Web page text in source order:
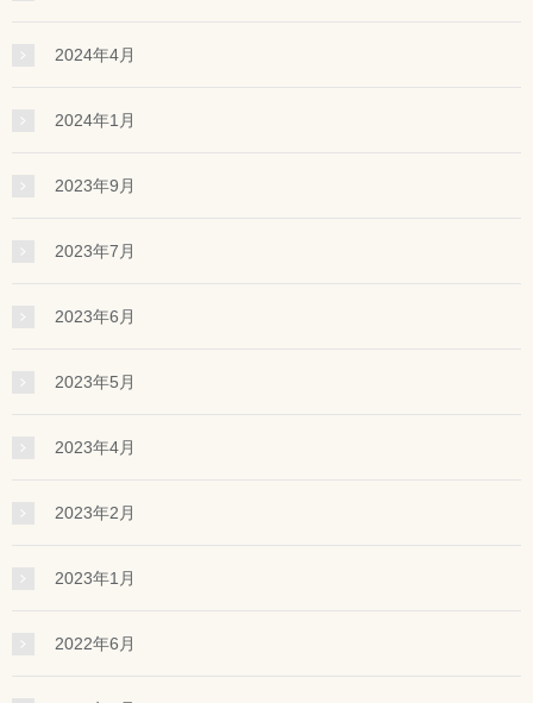
2024年4月
2024年1月
2023年9月
2023年7月
2023年6月
2023年5月
2023年4月
2023年2月
2023年1月
2022年6月